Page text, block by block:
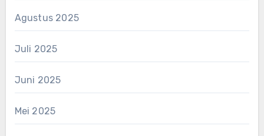
Agustus 2025
Juli 2025
Juni 2025
Mei 2025